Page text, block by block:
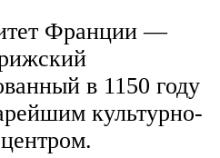
Франции —
в 1150 году
культурно-